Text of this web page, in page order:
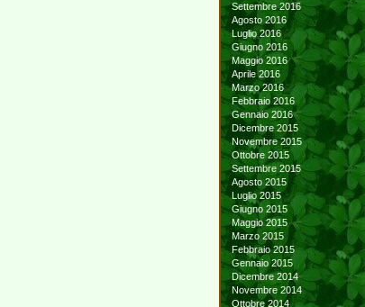
Settembre 2016
Agosto 2016
Luglio 2016
Giugno 2016
Maggio 2016
Aprile 2016
Marzo 2016
Febbraio 2016
Gennaio 2016
Dicembre 2015
Novembre 2015
Ottobre 2015
Settembre 2015
Agosto 2015
Luglio 2015
Giugno 2015
Maggio 2015
Marzo 2015
Febbraio 2015
Gennaio 2015
Dicembre 2014
Novembre 2014
Ottobre 2014